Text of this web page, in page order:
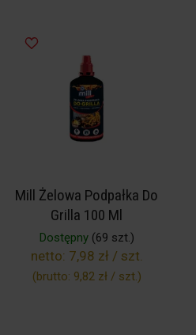
Mill Żelowa Podpałka Do
Grilla 100 Ml
Dostępny(69 szt.)
netto: 7,98 zł / szt.
(brutto: 9,82 zł / szt.)